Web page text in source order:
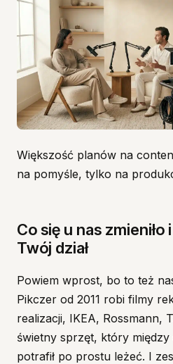
Większość planów na
na pomyśle, tylko na
Co się u nas zmieniło
Twój dział
Powiem wprost, bo to też
Pikczer od 2011 robi filmy
realizacji, IKEA, Rossmann,
świetny sprzęt, który między
potrafił po prostu leżeć. I